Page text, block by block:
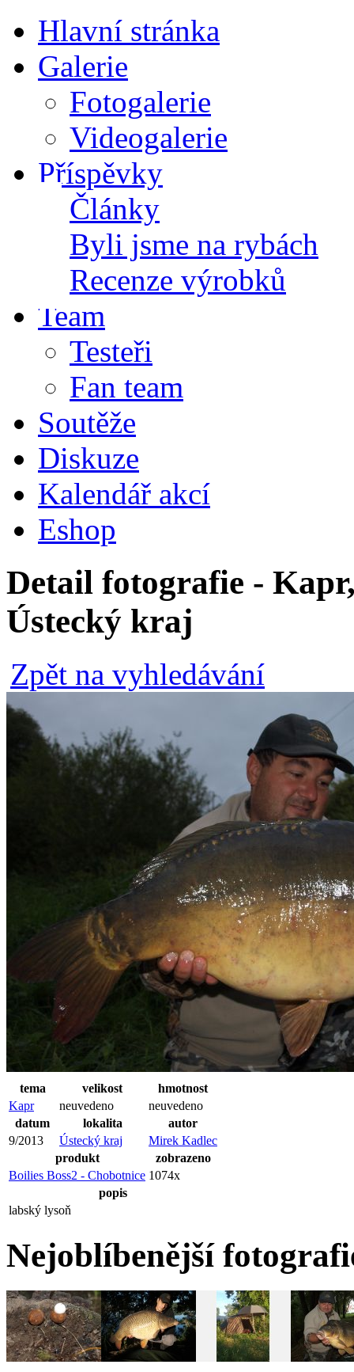
Hlavní stránka
Galerie
Fotogalerie
Videogalerie
Příspěvky
Články
Byli jsme na rybách
Recenze výrobků
Team
Testeři
Fan team
Soutěže
Diskuze
Kalendář akcí
Eshop
Detail fotografie -
Ústecký kraj
Zpět na vyhledávání
tema velikost
hmotnost
Kapr
neuvedeno
neuvedeno
datum
lokalita
autor
9/2013
Ústecký kraj
Mirek Kadlec
produkt
zobrazeno
Boilies Boss2 - Chobotnice 1074x
popis
labský lysoň
Nejoblíbenější